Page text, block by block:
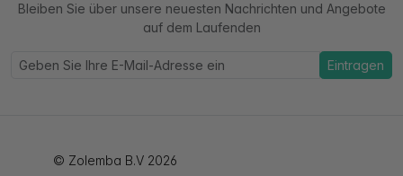
Bleiben Sie über unsere neuesten Nachrichten und Angebote
auf dem Laufenden
Eintragen
© Zolemba B.V 2026